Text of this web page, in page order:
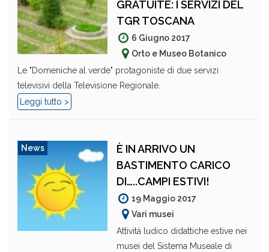
GRATUITE: I SERVIZI DEL
TGR TOSCANA
6 Giugno 2017
Orto e Museo Botanico
Le "Domeniche al verde" protagoniste di due servizi
televisivi della Televisione Regionale.
Leggi tutto >
News
È IN ARRIVO UN
BASTIMENTO CARICO
DI…..CAMPI ESTIVI!
19 Maggio 2017
Vari musei
Attività ludico didattiche estive nei
musei del Sistema Museale di